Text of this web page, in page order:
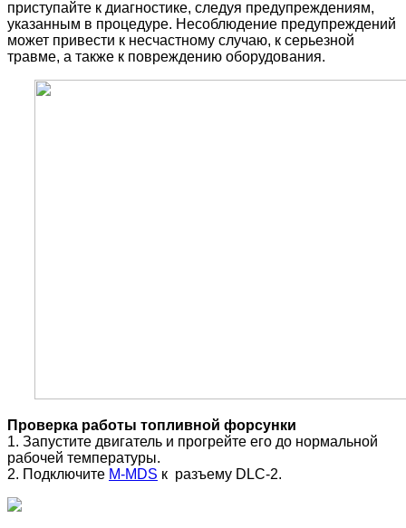
приступайте к диагностике, следуя предупреждениям,
указанным в процедуре. Несоблюдение предупреждений
может привести к несчастному случаю, к серьезной
травме, а также к повреждению оборудования.
Проверка работы топливной форсунки
1. Запустите двигатель и прогрейте его до нормальной
рабочей температуры.
2. Подключите M-MDS к разъему DLC-2.